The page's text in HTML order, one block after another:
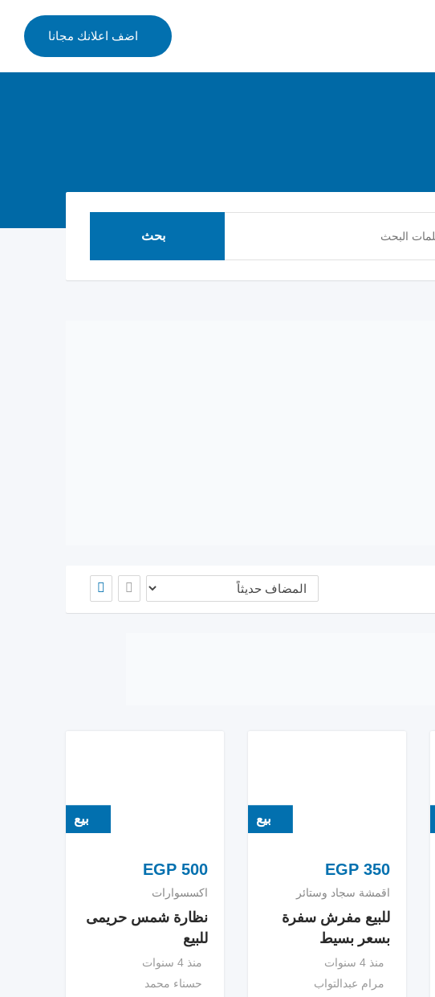
اضف اعلانك مجانا
بحث
بيع
EGP350
اقمشة سجاد وستائر
للبيع مفرش سفرة
بسعر بسيط
منذ 4 سنوات
مرام عبدالتواب
بيع
EGP500
اكسسوارات
نظارة شمس حريمى
للبيع
منذ 4 سنوات
حسناء محمد